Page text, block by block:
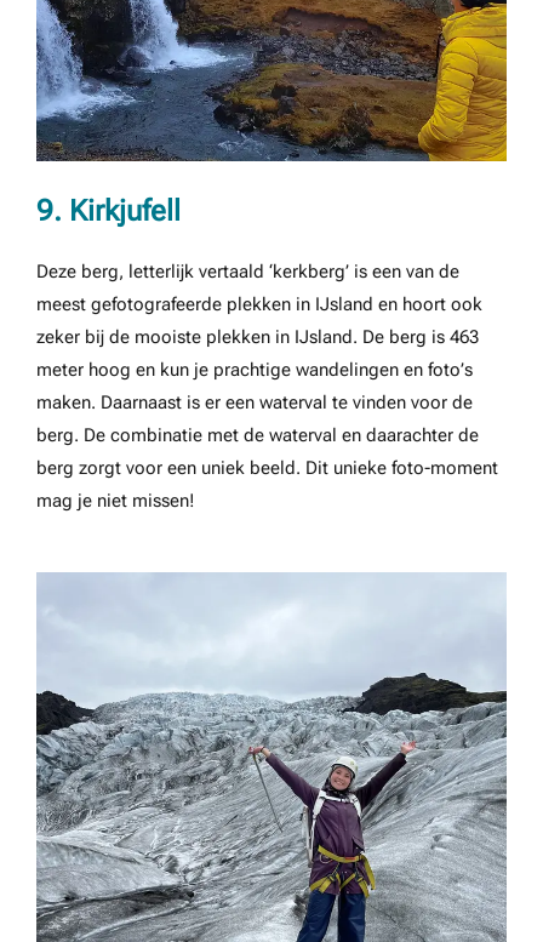
9. Kirkjufell
Deze berg, letterlijk vertaald ‘kerkberg’ is een van de
meest gefotografeerde plekken in IJsland en hoort ook
zeker bij de mooiste plekken in IJsland. De berg is 463
meter hoog en kun je prachtige wandelingen en foto’s
maken. Daarnaast is er een waterval te vinden voor de
berg. De combinatie met de waterval en daarachter de
berg zorgt voor een uniek beeld. Dit unieke foto-moment
mag je niet missen!